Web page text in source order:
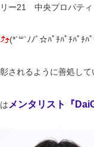
ー21 中央プロパテ
(*´꒳`ﾉﾉﾞ☆ﾊﾟﾁﾊﾟﾁﾊﾟﾁﾊ
されるように善処し
メンタリスト『